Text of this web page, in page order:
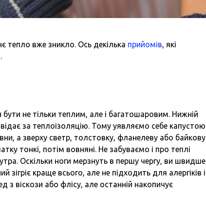
тепло вже зникло. Ось декілька прийомів, які
не тільки теплим, але і багатошаровим. Нижній
за теплоізоляцію. Тому уявляємо себе капустою
а зверху светр, толстовку, фланелеву або байкову
тонкі, потім вовняні. Не забуваємо і про теплі
Оскільки ноги мерзнуть в першу чергу, ви швидше
зігріє краще всього, але не підходить для алергіків і
віскози або флісу, але останній накопичує